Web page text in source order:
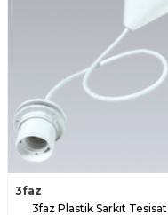
3faz
3faz Plastik Sarkıt Tesisat